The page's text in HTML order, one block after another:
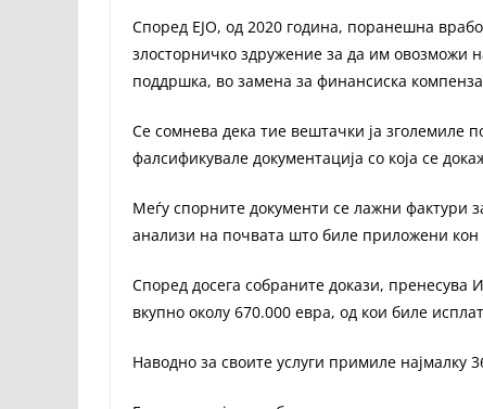
Според ЕЈО, од 2020 година, поранешна
злосторничко здружение за да им овозможи
поддршка, во замена за финансиска
Се сомнева дека тие вештачки ја зголемиле
фалсификувале документација со која се
Меѓу спорните документи се лажни фактури
анализи на почвата што биле приложени кон
Според досега собраните докази, пренесува
вкупно околу 670.000 евра, од кои биле
Наводно за своите услуги примиле најмалку